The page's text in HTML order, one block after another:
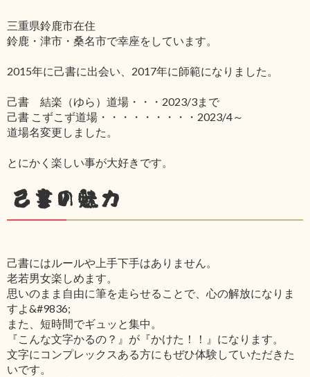
三重県鈴鹿市在住
鈴鹿・津市・桑名市で幸座をしています。
2015年に己書に出会い、2017年に師範になりました。
己書 結楽（ゆら）道場・・・2023/3まで
己書 こずこず道場・・・・・・・・・2023/4～
道場名変更しました。
とにかく楽しい事が大好きです。
己書の魅力
己書にはルールや上手下手はありません。
老若男女楽しめます。
思いのまま自由に筆を走らせることで、心の解放になりま
すよ&#9836;
また、短時間でギュッと集中。
『こんな文字かるの？』が『かけた！！』になります。
文字にコンプレックスある方にもぜひ体験していただきた
いです。